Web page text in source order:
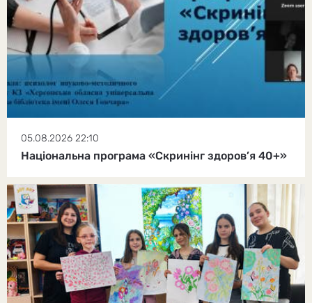
05.08.2026 22:10
Національна програма «Скринінг здоров’я 40+»